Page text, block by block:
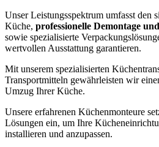
Unser Leistungsspektrum umfasst den
Küche, professionelle Demontage
sowie spezialisierte
wertvollen Ausstattung garantieren.
Mit unserem spezialisierten
Transportmitteln gewährleisten wir
Umzug Ihrer Küche.
Unsere erfahrenen Küchenmonteure
Lösungen ein, um Ihre
installieren und anzupassen.